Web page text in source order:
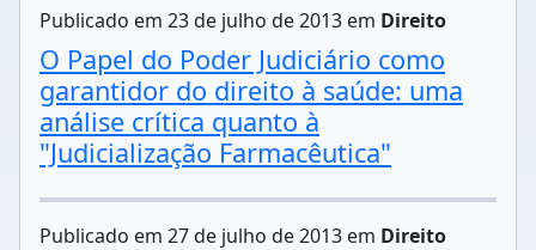
Publicado em 23 de julho de 2013 em Direito
O Papel do Poder Judiciário como
garantidor do direito à saúde: uma
análise crítica quanto à
"Judicialização Farmacêutica"
Publicado em 27 de julho de 2013 em Direito